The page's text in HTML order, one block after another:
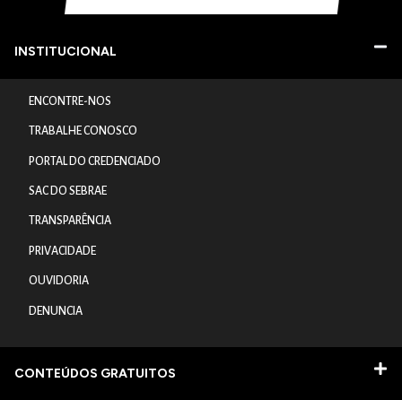
INSTITUCIONAL
ENCONTRE-NOS
TRABALHE CONOSCO
PORTAL DO CREDENCIADO
SAC DO SEBRAE
TRANSPARÊNCIA
PRIVACIDADE
OUVIDORIA
DENUNCIA
CONTEÚDOS GRATUITOS